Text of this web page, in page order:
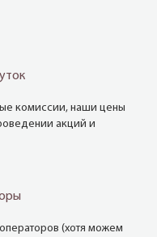
комиссии, наши цены
акций и
(хотя можем